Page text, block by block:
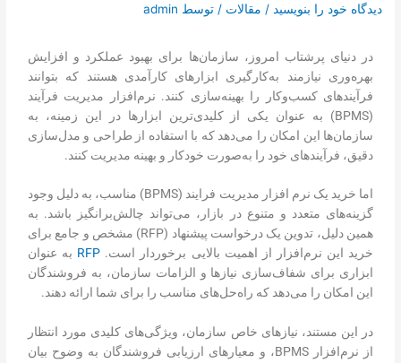
دیدگاه‌ خود را بنویسید / مقالات / توسط admin
در دنیای پرشتاب امروز، سازمان‌ها برای بهبود عملکرد و افزایش
بهره‌وری نیازمند به‌کارگیری ابزارهای کارآمدی هستند که بتوانند
فرآیندهای کسب‌وکار را بهینه‌سازی کنند. نرم‌افزار مدیریت فرآیند
(BPMS) به عنوان یکی از کلیدی‌ترین ابزارها در این زمینه، به
سازمان‌ها این امکان را می‌دهد که با استفاده از طراحی و مدل‌سازی
دقیق، فرآیندهای خود را به‌صورت خودکار و بهینه مدیریت کنند.
اما خرید یک نرم افزار مدیریت فرایند (BPMS) مناسب، به دلیل وجود
گزینه‌های متعدد و متنوع در بازار، می‌تواند چالش‌برانگیز باشد. به
همین دلیل، تدوین یک درخواست پیشنهاد (RFP) مشخص و جامع برای
خرید این نرم‌افزار از اهمیت بالایی برخوردار است. RFP به عنوان
ابزاری برای شفاف‌سازی نیازها و الزامات سازمان، به فروشندگان
این امکان را می‌دهد که راه‌حل‌های مناسب را برای شما ارائه دهند.
در این مستند، نیازهای خاص سازمان، ویژگی‌های کلیدی مورد انتظار
از نرم‌افزار BPMS، و معیارهای ارزیابی فروشندگان به وضوح بیان